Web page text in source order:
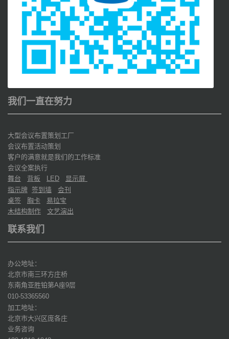
我们一直在努力
大型会议布置策划工厂
会议布置活动策划
客户的满意就是我们的工作标准
会议全案执行
舞台
背板 LED
显示屏
指示牌 签到墙
会刊
桌签
胸卡
易拉宝
木结构制作
文艺演出
联系我们
办公地址：
北京市南三环方庄桥
东南角亚胜铂第A座9层
010-53365560
加工地址：
北京市大兴区庞各庄
业务咨询